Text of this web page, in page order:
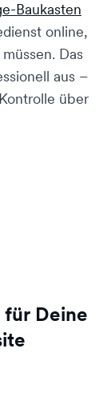
Baukasten
online,
Das
aus –
über
für Deine